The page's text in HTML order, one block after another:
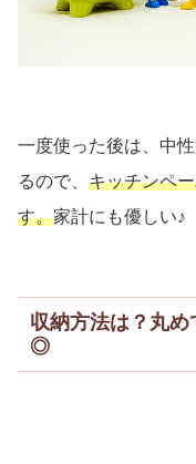
一度使った後は、中
るので、 キッチンペ
す。家計にも優しい♪
収納方法は？丸
◎